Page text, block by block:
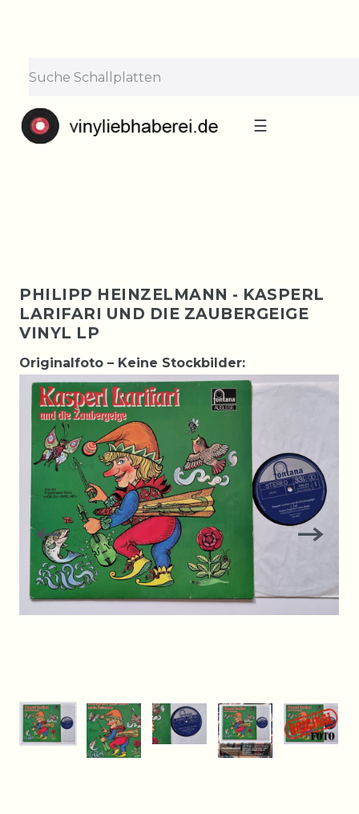
Bestellungen nehmen wir gerne entgegen —
der Versand startet wieder ab Montag, 31.
☰
PHILIPP HEINZELMANN - KASPERL
LARIFARI UND DIE ZAUBERGEIGE
VINYL LP
Originalfoto – Keine Stockbilder: